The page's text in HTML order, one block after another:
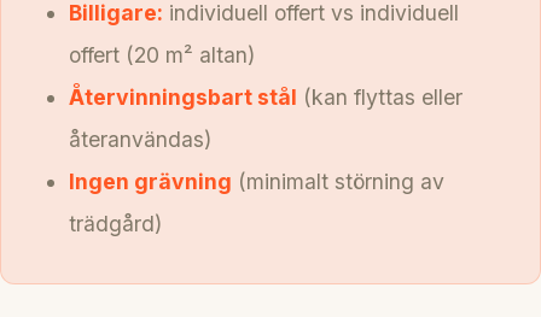
Billigare: individuell offert vs individuell
offert (20 m² altan)
Återvinningsbart stål (kan flyttas eller
återanvändas)
Ingen grävning (minimalt störning av
trädgård)